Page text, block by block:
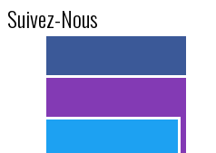
Suivez-Nous
> 11k abonnés
> 11k abonnés